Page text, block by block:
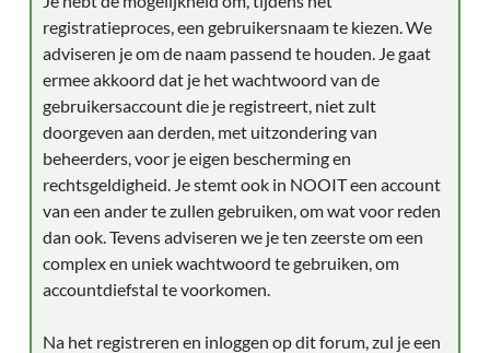
registratieproces, een gebruikersnaam te kiezen. We
adviseren je om de naam passend te houden. Je gaat
ermee akkoord dat je het wachtwoord van de
gebruikersaccount die je registreert, niet zult
doorgeven aan derden, met uitzondering van
beheerders, voor je eigen bescherming en
rechtsgeldigheid. Je stemt ook in NOOIT een account
van een ander te zullen gebruiken, om wat voor reden
dan ook. Tevens adviseren we je ten zeerste om een
complex en uniek wachtwoord te gebruiken, om
accountdiefstal te voorkomen.
Na het registreren en inloggen op dit forum, zul je een